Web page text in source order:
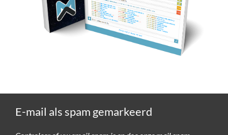
E-mail als spam gemarkeerd